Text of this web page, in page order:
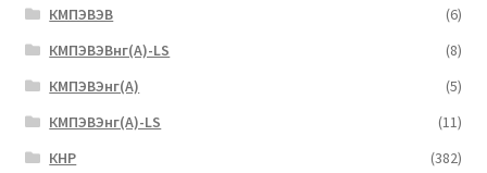
КМПЭВЭВ
(6)
КМПЭВЭВнг(А)-LS
(8)
КМПЭВЭнг(А)
(5)
КМПЭВЭнг(А)-LS
(11)
КНР
(382)